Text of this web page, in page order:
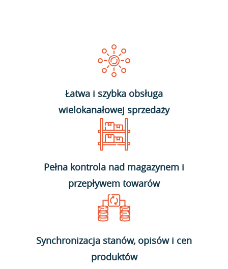
Łatwa i szybka obsługa
wielokanałowej sprzedaży
Pełna kontrola nad magazynem i
przepływem towarów
Synchronizacja stanów, opisów i cen
produktów